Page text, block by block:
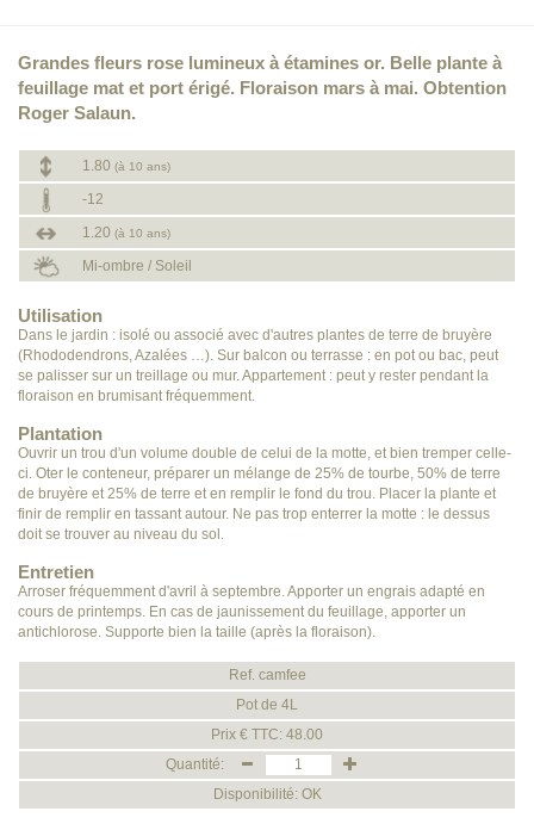
Grandes fleurs rose lumineux à étamines or. Belle plante à
feuillage mat et port érigé. Floraison mars à mai. Obtention
Roger Salaun.
1.80 (à 10 ans)
-12
1.20 (à 10 ans)
Mi-ombre / Soleil
Utilisation
Dans le jardin : isolé ou associé avec d'autres plantes de terre de bruyère
(Rhododendrons, Azalées …). Sur balcon ou terrasse : en pot ou bac, peut
se palisser sur un treillage ou mur. Appartement : peut y rester pendant la
floraison en brumisant fréquemment.
Plantation
Ouvrir un trou d'un volume double de celui de la motte, et bien tremper celle-
ci. Oter le conteneur, préparer un mélange de 25% de tourbe, 50% de terre
de bruyère et 25% de terre et en remplir le fond du trou. Placer la plante et
finir de remplir en tassant autour. Ne pas trop enterrer la motte : le dessus
doit se trouver au niveau du sol.
Entretien
Arroser fréquemment d'avril à septembre. Apporter un engrais adapté en
cours de printemps. En cas de jaunissement du feuillage, apporter un
antichlorose. Supporte bien la taille (après la floraison).
Ref. camfee
Pot de 4L
Prix € TTC: 48.00
Quantité:
Disponibilité: OK